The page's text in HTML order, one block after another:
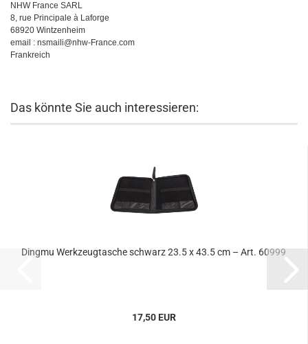
NHW France SARL
8, rue Principale à Laforge
68920 Wintzenheim
email : nsmaili@nhw-France.com
Frankreich
Das könnte Sie auch interessieren:
Dingmu Werkzeugtasche schwarz 23.5 x 43.5 cm – Art. 60999
17,50 EUR